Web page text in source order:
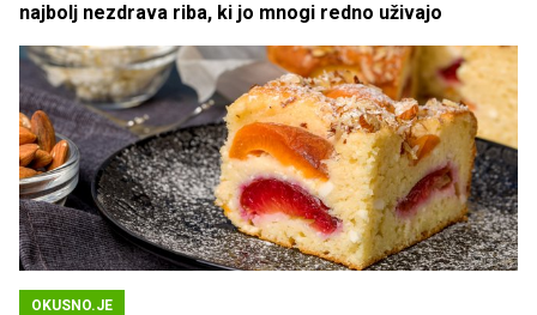
najbolj nezdrava riba, ki jo mnogi redno uživajo
OKUSNO.JE